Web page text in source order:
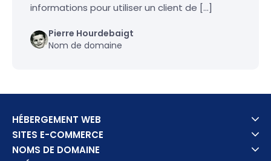
informations pour utiliser un client de […]
Pierre Hourdebaigt
Nom de domaine
HÉBERGEMENT WEB
SITES E-COMMERCE
NOMS DE DOMAINE